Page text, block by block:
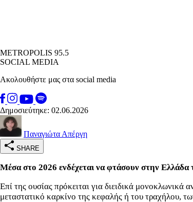
METROPOLIS 95.5
SOCIAL MEDIA
Ακολουθήστε μας στα social media
Δημοσιεύτηκε: 02.06.2026
Παναγιώτα Απέργη
SHARE
Μέσα στο 2026 ενδέχεται να φτάσουν στην
Επί της ουσίας πρόκειται για διειδικά
μεταστατικό καρκίνο της κεφαλής ή του τραχήλου,